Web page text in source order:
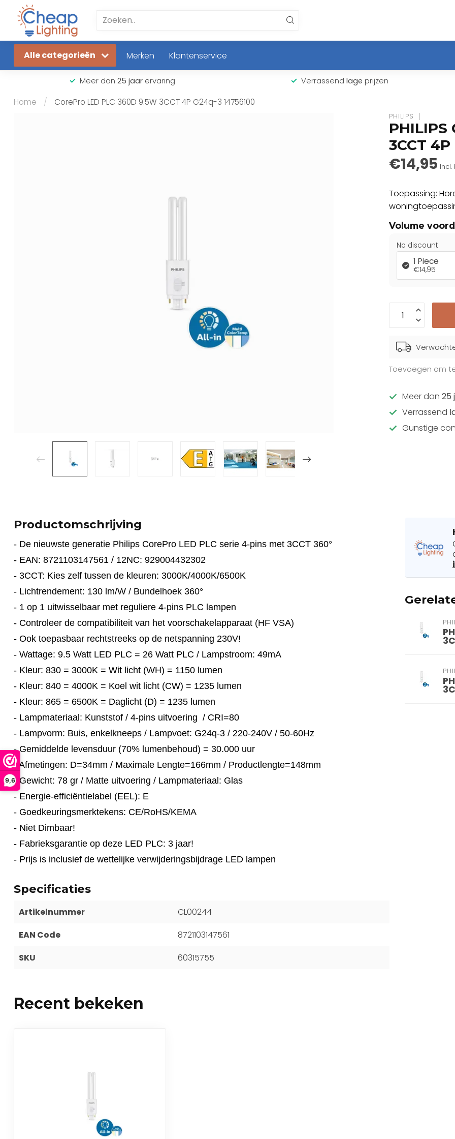
9,6
Alle categorieën Merken Klantenservice
Meer dan 25 jaar ervaring Verrassend lage prijzen
Home / CorePro LED PLC 360D 9.5W 3CCT 4P G24q-3 14756100
PHILIPS
PHILIPS
3CCT
€14,95 Incl.
Toepassing:
Volume
No discount
1 Piece
€14,95
Toevoegen om
Meer dan25
Verrassend
Gunstige
Productomschrijving
- De nieuwste generatie Philips CorePro LED PLC serie 4-pins met 3CCT 360°
- EAN: 8721103147561 / 12NC: 929004432302
- 3CCT: Kies zelf tussen de kleuren: 3000K/4000K/6500K
- Lichtrendement: 130 lm/W / Bundelhoek 360°
- 1 op 1 uitwisselbaar met reguliere 4-pins PLC lampen
- Controleer de compatibiliteit van het voorschakelapparaat (HF VSA)
- Ook toepasbaar rechtstreeks op de netspanning 230V!
- Wattage: 9.5 Watt LED PLC = 26 Watt PLC / Lampstroom: 49mA
- Kleur: 830 = 3000K = Wit licht (WH) = 1150 lumen
- Kleur: 840 = 4000K = Koel wit licht (CW) = 1235 lumen
- Kleur: 865 = 6500K = Daglicht (D) = 1235 lumen
- Lampmateriaal: Kunststof / 4-pins uitvoering / CRI=80
- Lampvorm: Buis, enkelkneeps / Lampvoet: G24q-3 / 220-240V / 50-60Hz
- Gemiddelde levensduur (70% lumenbehoud) = 30.000 uur
- Afmetingen: D=34mm / Maximale Lengte=166mm / Productlengte=148mm
- Gewicht: 78 gr / Matte uitvoering / Lampmateriaal: Glas
- Energie-efficiëntielabel (EEL): E
- Goedkeuringsmerktekens: CE/RoHS/KEMA
- Niet Dimbaar!
- Fabrieksgarantie op deze LED PLC: 3 jaar!
- Prijs is inclusief de wettelijke verwijderingsbijdrage LED lampen
Specificaties
Artikelnummer
CL00244
EAN Code
8721103147561
SKU
60315755
Recent bekeken